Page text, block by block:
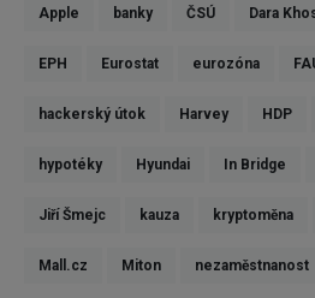
Apple banky ČSÚ Dara
EPH Eurostat eurozóna
hackerský útok Harvey HDP
hypotéky Hyundai In Bridge
Jiří Šmejc kauza kryptoměna
Mall.cz Miton nezaměstnanost